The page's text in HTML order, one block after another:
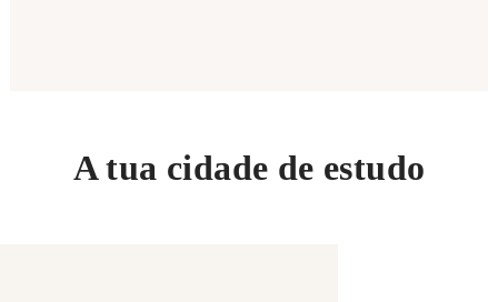
A tua cidade de estudo